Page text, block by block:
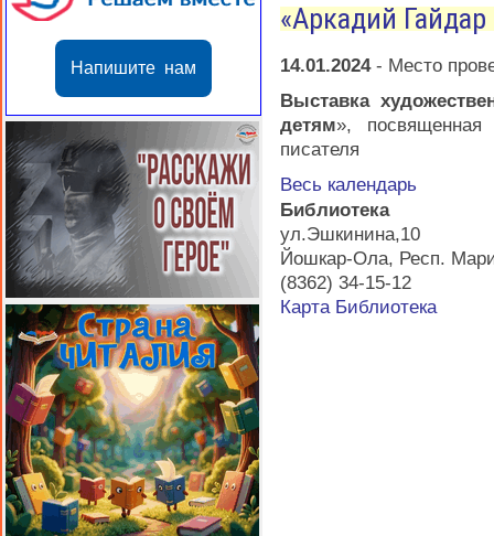
Напишите нам
«Аркадий
14.01.2024 - Место
Выставка
детям», посвященная
писателя
Весь календарь
Библиотека
ул.Эшкинина,10
Йошкар-Ола, Респ.
(8362) 34-15-12
Карта Библиотека